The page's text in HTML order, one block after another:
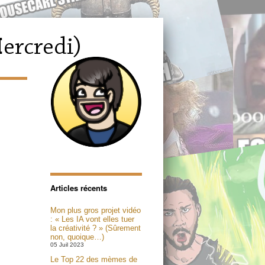
Articles récents
Mon plus gros projet vidéo
: « Les IA vont elles tuer
la créativité ? » (Sûrement
non, quoique…)
05 Juil 2023
Le Top 22 des mèmes de